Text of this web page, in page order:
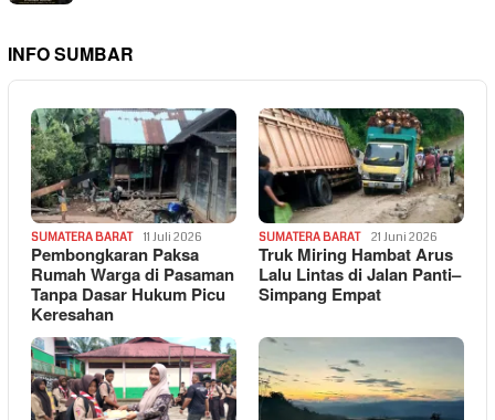
INFO SUMBAR
SUMATERA BARAT 11 Juli 2026
Pembongkaran Paksa
Rumah Warga di Pasaman
Tanpa Dasar Hukum Picu
Keresahan
SUMATERA BARAT 21 Juni 2026
Truk Miring Hambat Arus
Lalu Lintas di Jalan Panti–
Simpang Empat